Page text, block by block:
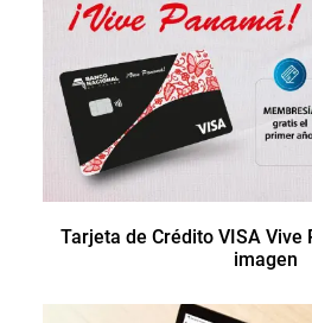
Tarjeta de Crédito VISA Vive
imagen